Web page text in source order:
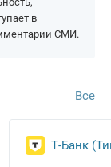
в
СМИ.
Все
Т-Банк